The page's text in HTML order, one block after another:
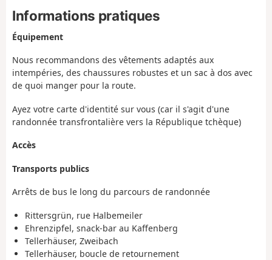
Informations pratiques
Équipement
Nous recommandons des vêtements adaptés aux
intempéries, des chaussures robustes et un sac à dos avec
de quoi manger pour la route.
Ayez votre carte d'identité sur vous (car il s'agit d'une
randonnée transfrontalière vers la République tchèque)
Accès
Transports publics
Arrêts de bus le long du parcours de randonnée
Rittersgrün, rue Halbemeiler
Ehrenzipfel, snack-bar au Kaffenberg
Tellerhäuser, Zweibach
Tellerhäuser, boucle de retournement